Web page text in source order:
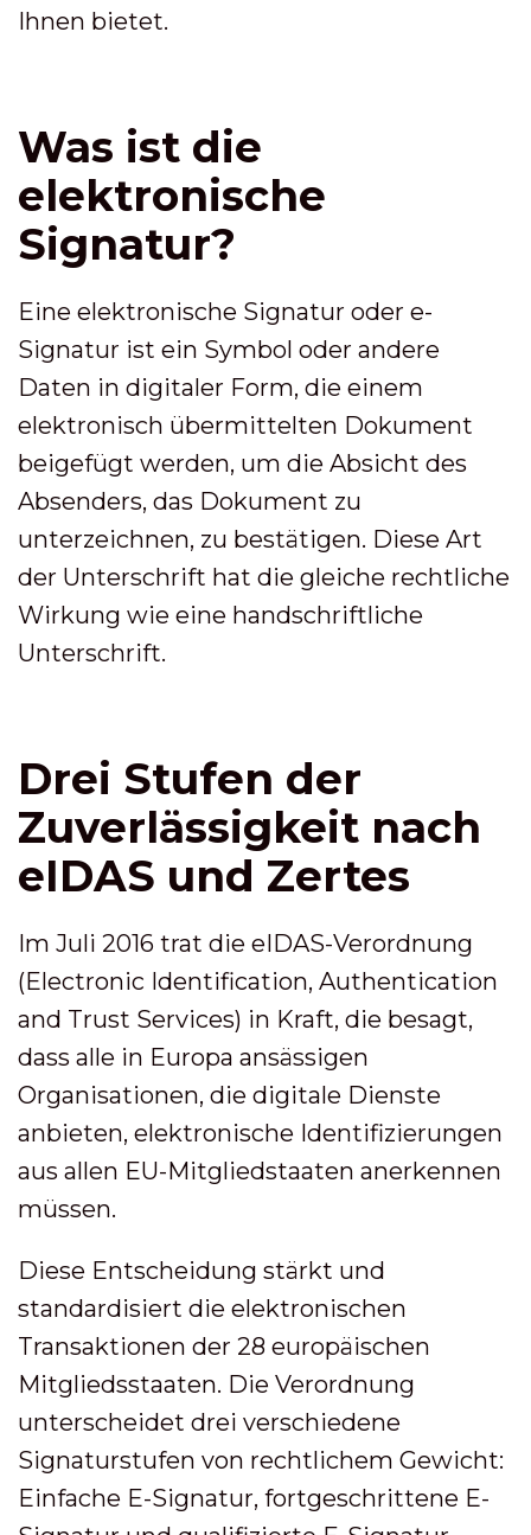
Ihnen bietet.
Was ist die
elektronische
Signatur?
Eine elektronische Signatur oder e-
Signatur ist ein Symbol oder andere
Daten in digitaler Form, die einem
elektronisch übermittelten Dokument
beigefügt werden, um die Absicht des
Absenders, das Dokument zu
unterzeichnen, zu bestätigen. Diese Art
der Unterschrift hat die gleiche rechtliche
Wirkung wie eine handschriftliche
Unterschrift.
Drei Stufen der
Zuverlässigkeit nach
eIDAS und Zertes
Im Juli 2016 trat die eIDAS-Verordnung
(Electronic Identification, Authentication
and Trust Services) in Kraft, die besagt,
dass alle in Europa ansässigen
Organisationen, die digitale Dienste
anbieten, elektronische Identifizierungen
aus allen EU-Mitgliedstaaten anerkennen
müssen.
Diese Entscheidung stärkt und
standardisiert die elektronischen
Transaktionen der 28 europäischen
Mitgliedsstaaten. Die Verordnung
unterscheidet drei verschiedene
Signaturstufen von rechtlichem Gewicht:
Einfache E-Signatur, fortgeschrittene E-